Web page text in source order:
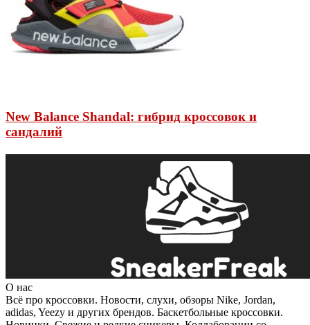
New Balance Shandal: гибрид кроссовок и
сандалий
New Balance 23 мая 2020 в 12:25
О нас
Всё про кроссовки. Новости, слухи, обзоры Nike, Jordan,
adidas, Yeezy и других брендов. Баскетбольные кроссовки.